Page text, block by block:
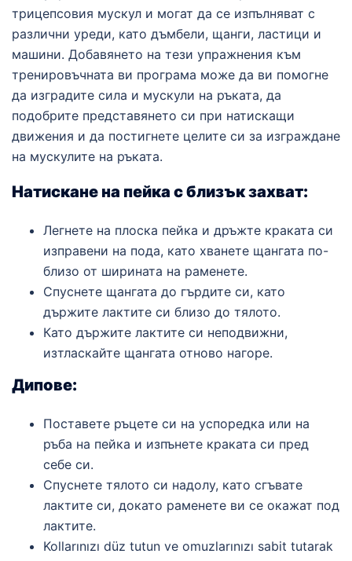
трицепсовия мускул и могат да се изпълняват с
различни уреди, като дъмбели, щанги, ластици и
машини. Добавянето на тези упражнения към
тренировъчната ви програма може да ви помогне
да изградите сила и мускули на ръката, да
подобрите представянето си при натискащи
движения и да постигнете целите си за изграждане
на мускулите на ръката.
Натискане на пейка с близък захват:
Легнете на плоска пейка и дръжте краката си
изправени на пода, като хванете щангата по-
близо от ширината на раменете.
Спуснете щангата до гърдите си, като
държите лактите си близо до тялото.
Като държите лактите си неподвижни,
изтласкайте щангата отново нагоре.
Дипове:
Поставете ръцете си на успоредка или на
ръба на пейка и изпънете краката си пред
себе си.
Спуснете тялото си надолу, като сгъвате
лактите си, докато раменете ви се окажат под
лактите.
Kollarınızı düz tutun ve omuzlarınızı sabit tutarak